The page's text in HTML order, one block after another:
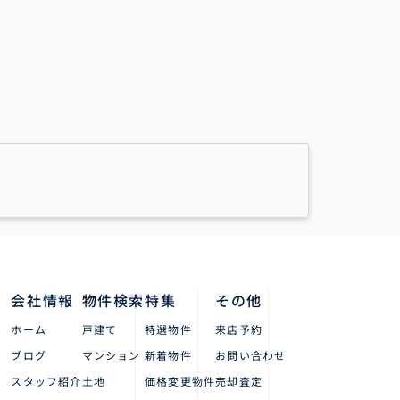
会社情報
ホーム
ブログ
スタッフ紹介
物件検索
戸建て
マンション
土地
特集
特選物件
新着物件
価格変更物件
その他
来店予約
お問い合わせ
売却査定